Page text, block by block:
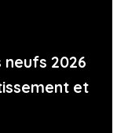
2026
et